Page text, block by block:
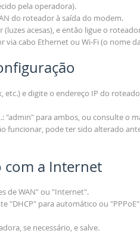
pela operadora).
do roteador à saída do modem.
acesas), e então ligue o
via cabo Ethernet ou Wi-Fi (o nome
e digite o endereço IP do
"admin" para ambos, ou consulte o
funcionar, pode ter sido alterado
com a Internet
de WAN" ou "Internet".
"DHCP" para automático ou
se necessário, e salve.